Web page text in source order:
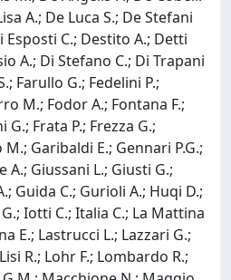
A.; De Luca S.; De Stefani
Esposti C.; Destito A.; Detti
A.; Di Stefano C.; Di Trapani
Farullo G.; Fedelini P.;
M.; Fodor A.; Fontana F.;
G.; Frata P.; Frezza G.;
Garibaldi E.; Gennari P.G.;
A.; Giussani L.; Giusti G.;
Guida C.; Gurioli A.; Huqi D.;
Iotti C.; Italia C.; La Mattina
E.; Lastrucci L.; Lazzari G.;
R.; Lohr F.; Lombardo R.;